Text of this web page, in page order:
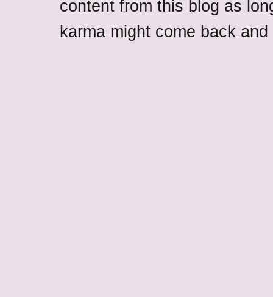
content from this blog as
karma might come back